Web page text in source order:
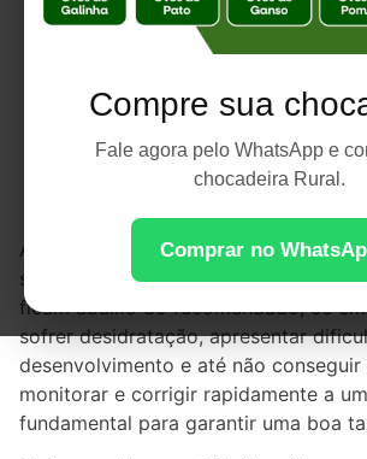
Compre sua
Fale agora pelo WhatsApp e
chocadeira Rural.
Comprar no
A umidade é um dos fatores mais
sucesso da incubação artificial.
ficam abaixo do recomendado, os
sofrer desidratação, apresentar
desenvolvimento e até não conseguir
monitorar e corrigir rapidamente a
fundamental para garantir uma boa